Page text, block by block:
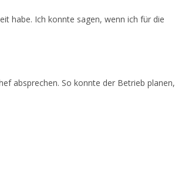
habe. Ich konnte sagen, wenn ich für die
absprechen. So konnte der Betrieb planen,